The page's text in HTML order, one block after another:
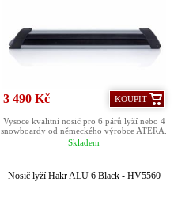
3 490 Kč KOUPIT
Vysoce kvalitní nosič pro 6 párů lyží nebo 4
snowboardy od německého výrobce ATERA.
Skladem
Nosič lyží Hakr ALU 6 Black - HV5560